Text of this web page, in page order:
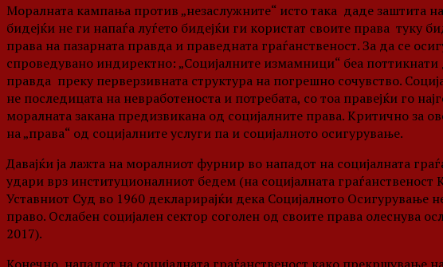
Моралната кампања против „незаслужните“ исто така даде заштита
бидејќи не ги напаѓа луѓето бидејќи ги користат своите права туку
права на пазарната правда и праведната граѓанственост. За да се
спроведувано индиректно: „Социјалните измамници“ беа
правда преку перверзивната структура на погрешно сочувство.
не последицата на невработеноста и потребата, со тоа правејќи го
моралната закана предизвикана од социјалните права. Критично за
на „права“ од социјалните услуги па и социјалното осигурување.
Давајќи ја лажта на моралниот фурнир во нападот на социјалната
удари врз институционалниот бедем (на социјалната граѓанственост
Уставниот Суд во 1960 декларирајќи дека Социјалното Осигурување
право. Ослабен социјален сектор соголен од своите права олеснува
2017).